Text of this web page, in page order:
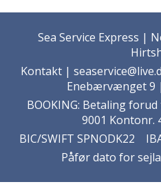
Sea Service Express |
Kontakt |
Enebærvænget 9
BOOKING: Betaling
9001 Kontonr.
BIC/SWIFT SPNODK22
Påfør dato for